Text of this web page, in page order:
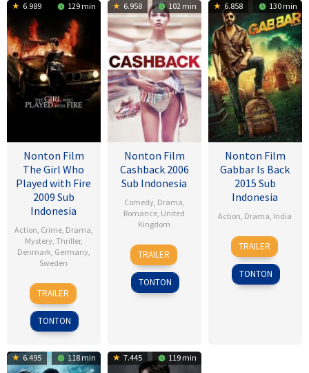
6.989 129 min
Nonton Film
The Girl Who
Played with Fire
2009 Sub
Indonesia
Action, Crime, Drama,
Mystery, Thriller,
Denmark, Germany,
Sweden
18
Sep
2009
Daniel
Alfredson
TRAILER
TONTON
6.958 102 min
Nonton Film
Cashback 2006
Sub Indonesia
Comedy, Drama,
Romance, United
Kingdom
17
Jan
2007
Sean
Ellis
TRAILER
TONTON
6.858 130 min
Nonton Film
Gabbar Is Back
2015 Sub
Indonesia
Action, Drama, India
1
May
2015
Radha
Krishna
Jagarlamudi
TRAILER
TONTON
6.495 118 min 7.445 119 min